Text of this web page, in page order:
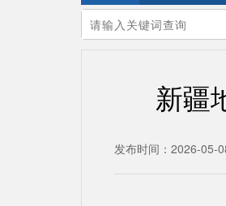
您的当前位置：首页>要闻动态
新疆
发布时间：2026-05-